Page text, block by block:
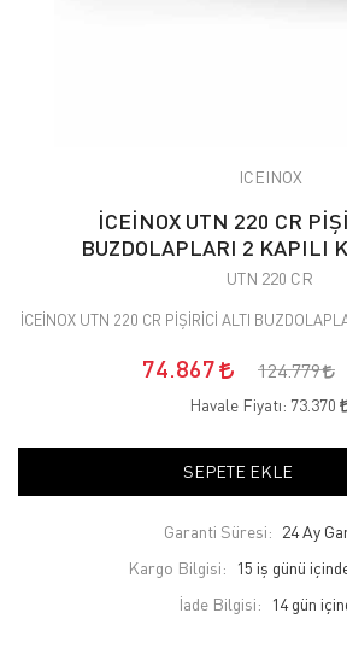
ICEINOX
İCEİNOX UTN 220 CR
BUZDOLAPLARI 2 KAPILI
UTN 220 CR
İCEİNOX UTN 220 CR PİŞİRİCİ ALTI
74.867 124.779
Havale Fiyatı: 73.370
SEPETE EKLE
Garanti Süresi: 24 Ay
Kargo Bilgisi:
15 iş günü
İade Bilgisi: